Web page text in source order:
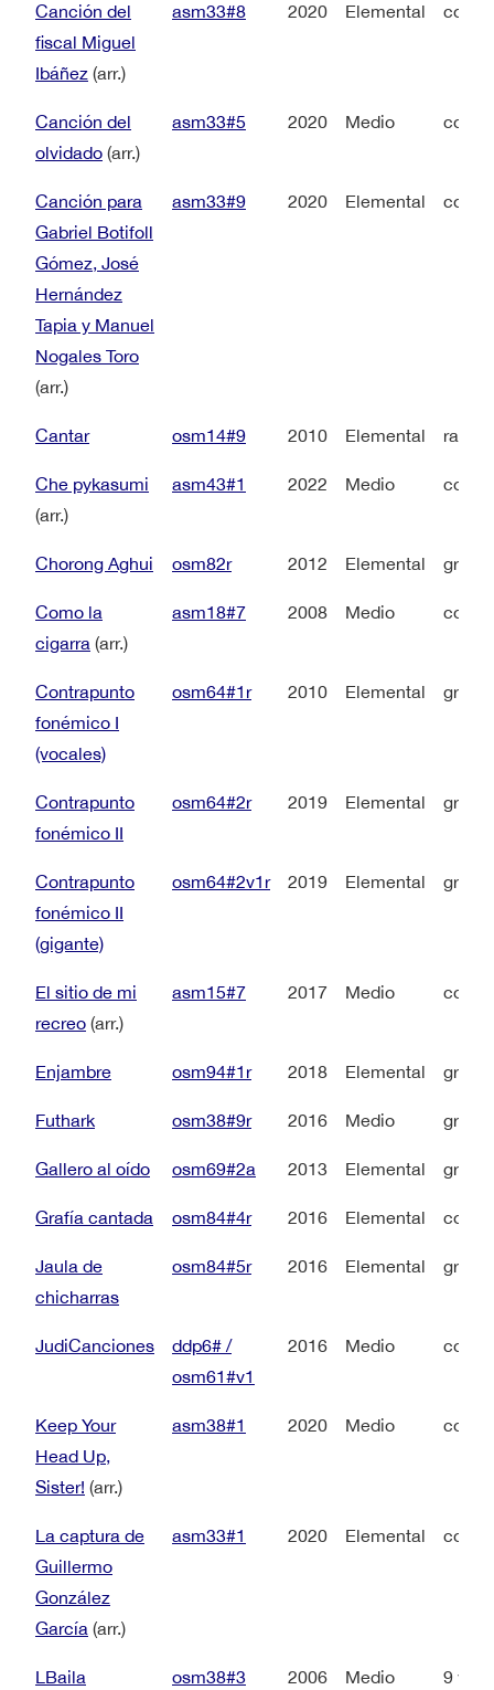
Canción del
fiscal Miguel
Ibáñez (arr.)
asm33#8 2020 Elemental coro
Canción del
olvidado (arr.)
asm33#5 2020 Medio coro
Canción para
Gabriel Botifoll
Gómez, José
Hernández
Tapia y Manuel
Nogales Toro
(arr.)
asm33#9 2020 Elemental coro
Cantar osm14#9 2010 Elemental rap +
Che pykasumi
(arr.)
asm43#1 2022 Medio coro
Chorong Aghui osm82r 2012 Elemental grupo
Como la
cigarra (arr.)
asm18#7 2008 Medio coro
Contrapunto
fonémico I
(vocales)
osm64#1r 2010 Elemental grupo
Contrapunto
fonémico II
osm64#2r 2019 Elemental grupo
Contrapunto
fonémico II
(gigante)
osm64#2v1r 2019 Elemental grupo
El sitio de mi
recreo (arr.)
asm15#7 2017 Medio coro
Enjambre osm94#1r 2018 Elemental grupo
Futhark osm38#9r 2016 Medio grupo
Gallero al oído osm69#2a 2013 Elemental grupo
Grafía cantada osm84#4r 2016 Elemental coro
Jaula de
chicharras
osm84#5r 2016 Elemental grupo
JudiCanciones
ddp6# /
osm61#v1
2016 Medio coro
Keep Your
Head Up,
Sister! (arr.)
asm38#1 2020 Medio coro
La captura de
Guillermo
González
García (arr.)
asm33#1 2020 Elemental coro
LBaila osm38#3 2006 Medio 9